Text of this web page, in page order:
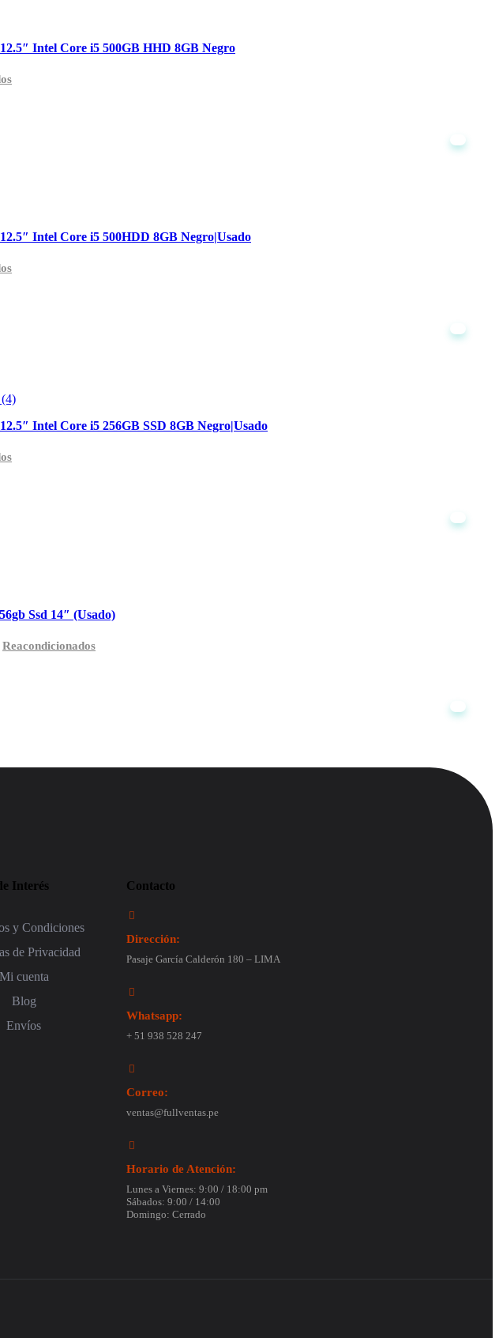
Intel Core i5 500GB HHD 8GB Negro
Intel Core i5 500HDD 8GB Negro|Usado
Intel Core i5 256GB SSD 8GB Negro|Usado
Ssd 14″ (Usado)
Reacondicionados
Interés
y Condiciones
de Privacidad
Mi cuenta
Blog
Envíos
Contacto
Dirección:
Pasaje García Calderón 180 – LIMA
Whatsapp:
+ 51 938 528 247
Correo:
ventas@fullventas.pe
Horario de Atención:
Lunes a Viernes: 9:00 / 18:00 pm
Sábados: 9:00 / 14:00
Domingo: Cerrado